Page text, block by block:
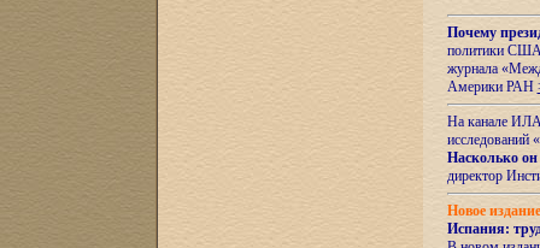
Почему
политики США
журнала
Америки РАН
На канале ИЛА
исследований «
Насколько он
директор
Новое
Испания: